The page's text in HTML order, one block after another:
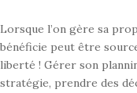
Lorsque l’on gère sa
bénéficie peut être
liberté ! Gérer son
stratégie, prendre des